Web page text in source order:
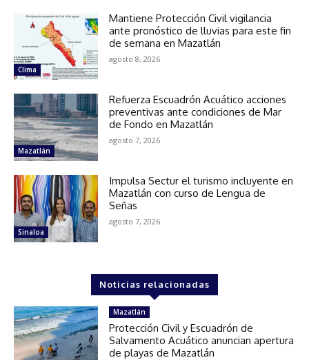
Clima
Mantiene Protección Civil vigilancia
ante pronóstico de lluvias para este fin
de semana en Mazatlán
agosto 8, 2026
Mazatlán
Refuerza Escuadrón Acuático acciones
preventivas ante condiciones de Mar
de Fondo en Mazatlán
agosto 7, 2026
Sinaloa
Impulsa Sectur el turismo incluyente en
Mazatlán con curso de Lengua de
Señas
agosto 7, 2026
Noticias relacionadas
Mazatlán
Protección Civil y Escuadrón de
Salvamento Acuático anuncian apertura
de playas de Mazatlán